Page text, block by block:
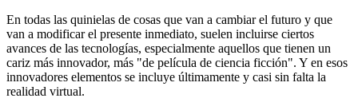
En todas las quinielas de cosas que van a cambiar el futuro y que
van a modificar el presente inmediato, suelen incluirse ciertos
avances de las tecnologías, especialmente aquellos que tienen un
cariz más innovador, más "de película de ciencia ficción". Y en esos
innovadores elementos se incluye últimamente y casi sin falta la
realidad virtual.